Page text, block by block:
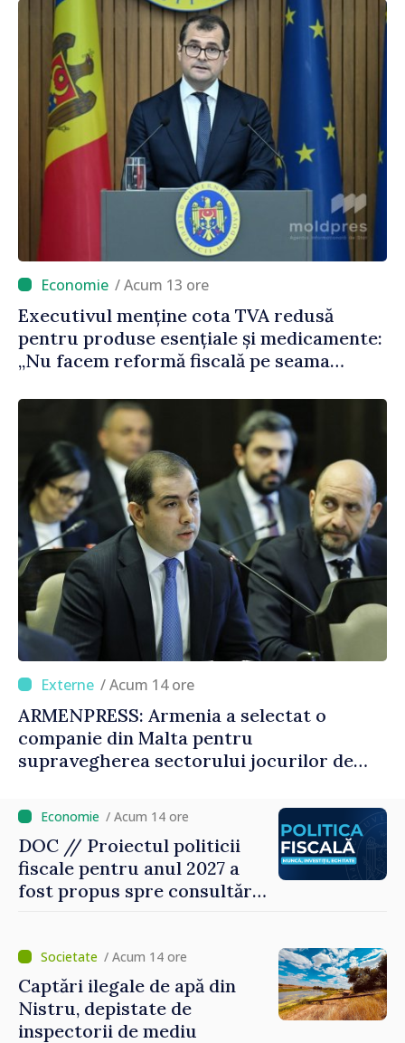
/ Acum 13 ore
Executivul menține cota TVA redusă
pentru produse esențiale și medicamente:
„Nu facem reformă fiscală pe seama
/ Acum 14 ore
ARMENPRESS: Armenia a selectat o
companie din Malta pentru
supravegherea sectorului jocurilor de
/ Acum 14 ore
DOC // Proiectul politicii
fiscale pentru anul 2027 a
fost propus spre consultări
/ Acum 14 ore
Captări ilegale de apă din
Nistru, depistate de
inspectorii de mediu